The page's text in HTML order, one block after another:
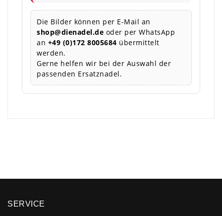
Die Bilder können per E-Mail an
shop@dienadel.de oder per WhatsApp
an +49 (0)172 8005684 übermittelt
werden.
Gerne helfen wir bei der Auswahl der
passenden Ersatznadel.
SERVICE